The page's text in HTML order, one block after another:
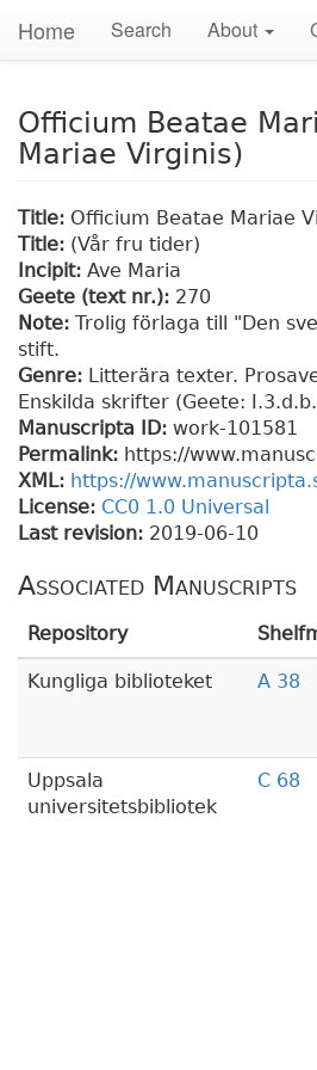
Home Search About
Officium Beatae
Mariae Virginis)
Title: Officium Beatae Mariae
Title: (Vår fru tider)
Incipit: Ave Maria
Geete (text nr.): 270
Note: Trolig förlaga till "Den
stift.
Genre: Litterära texter.
Enskilda skrifter (Geete:
Manuscripta ID: work-101581
Permalink: https://
XML: https://
License: CC0 1.0 Universal
Last revision: 2019-06-10
Associated Manuscripts
Repository
Kungliga biblioteket A 38
Uppsala
universitetsbibliotek
C 68